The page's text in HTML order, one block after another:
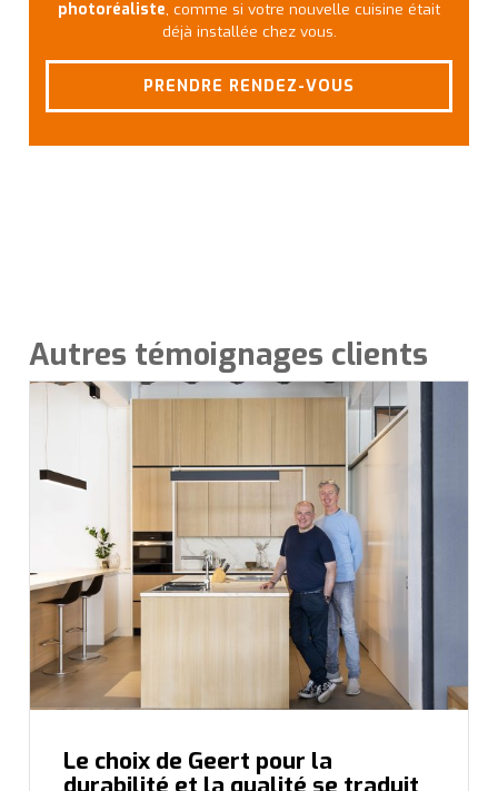
photoréaliste, comme si votre nouvelle cuisine était
déjà installée chez vous.
PRENDRE RENDEZ-VOUS
Autres témoignages clients
Le choix de Geert pour la